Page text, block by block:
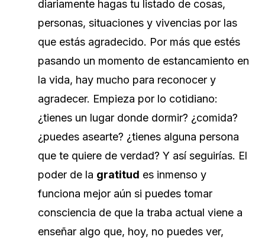
diariamente hagas tu listado de cosas,
personas, situaciones y vivencias por las
que estás agradecido. Por más que estés
pasando un momento de estancamiento en
la vida, hay mucho para reconocer y
agradecer. Empieza por lo cotidiano:
¿tienes un lugar donde dormir? ¿comida?
¿puedes asearte? ¿tienes alguna persona
que te quiere de verdad? Y así seguirías. El
poder de la gratitud es inmenso y
funciona mejor aún si puedes tomar
consciencia de que la traba actual viene a
enseñar algo que, hoy, no puedes ver,